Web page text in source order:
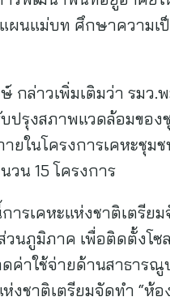
ผนแม่บท ศึกษาความเป็
กล่าวเพิ่มเติมว่า รมว
บปรุงสภาพแวดล้อมขอ
ยในโครงการเคหะชุม
วน 15 โครงการ
ารเคหะแห่งชาติเตรีย
วนภูมิภาค เพื่อติดตั้งโซ
ค่าใช้จ่ายด้านสาธาร
ห่งชาติเตรียมจัดทำ “ห้